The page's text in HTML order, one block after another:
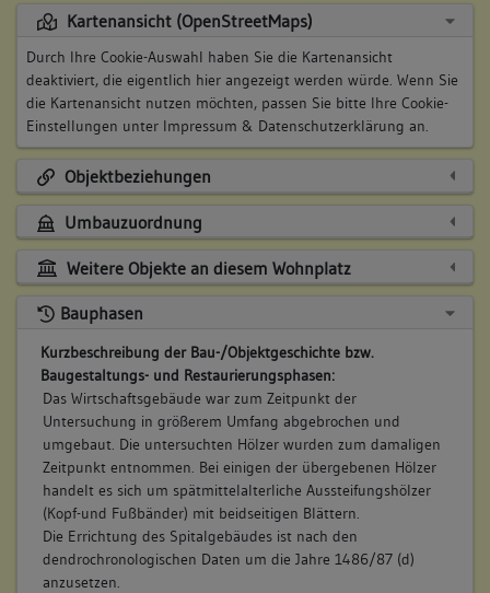
Kartenansicht (OpenStreetMaps)
Durch Ihre Cookie-Auswahl haben Sie die Kartenansicht
deaktiviert, die eigentlich hier angezeigt werden würde. Wenn Sie
die Kartenansicht nutzen möchten, passen Sie bitte Ihre Cookie-
Einstellungen unter Impressum & Datenschutzerklärung an.
Objektbeziehungen
Umbauzuordnung
Weitere Objekte an diesem Wohnplatz
Bauphasen
Kurzbeschreibung der Bau-/Objektgeschichte bzw.
Baugestaltungs- und Restaurierungsphasen:
Das Wirtschaftsgebäude war zum Zeitpunkt der
Untersuchung in größerem Umfang abgebrochen und
umgebaut. Die untersuchten Hölzer wurden zum damaligen
Zeitpunkt entnommen. Bei einigen der übergebenen Hölzer
handelt es sich um spätmittelalterliche Aussteifungshölzer
(Kopf-und Fußbänder) mit beidseitigen Blättern.
Die Errichtung des Spitalgebäudes ist nach den
dendrochronologischen Daten um die Jahre 1486/87 (d)
anzusetzen.